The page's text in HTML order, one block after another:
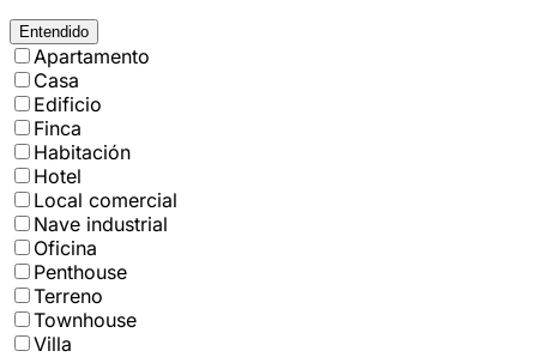
Entendido
Apartamento
Casa
Edificio
Finca
Habitación
Hotel
Local comercial
Nave industrial
Oficina
Penthouse
Terreno
Townhouse
Villa